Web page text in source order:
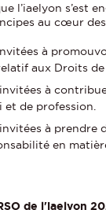
l’iaelyon s’est
au cœur
à
aux Droits de
à
de profession.
à prendre
en
de l'iaelyon